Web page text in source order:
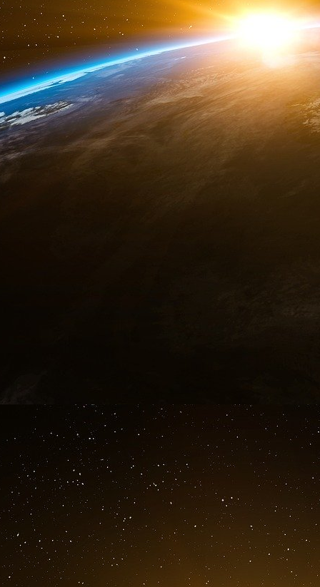
opérateurs de l’État », selon Bruno Le Maire.
élus, puisque le ministre a évoqué
territoires, qui a pour mission
matière d’ingénierie.
Deuxième motif d’inquiétude : la hausse du
ramené de 10 milliards à 8,6 milliards, a
communiqué, vantant « une hausse sans
Fonds vert « initialement prévu à 500 millions
, a précisé son cabinet. Le Fonds vert, qu’on
C’est pourtant sur cette perspective
budget de l’année en cours. Car plutôt que
surplus d’activité ainsi que des économies
3 000 milliards d’euros, dans la
européenne de 3 % en 2027.
« Nous n’augmenterons pas les impôts »
maintiendrons la baisse d’impôt » annoncée
annoncées permettront de tenir notre
Cazeneuve, rapporteur général du budget à